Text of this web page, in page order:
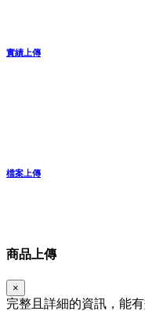
實績上傳
檔案上傳
商品上傳
×
完整且詳細的資訊，能